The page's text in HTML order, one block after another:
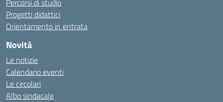
Percorsi di studio
Progetti didattici
Orientamento in entrata
Novità
Le notizie
Calendario eventi
Le circolari
Albo sindacale